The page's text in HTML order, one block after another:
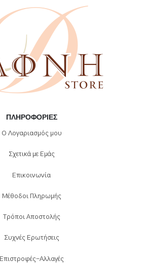
ΠΛΗΡΟΦΟΡΊΕΣ
Ο Λογαριασμός μου
Σχετικά με Εμάς
Επικοινωνία
Μέθοδοι Πληρωμής
Τρόποι Αποστολής
Συχνές Ερωτήσεις
Επιστροφές-Αλλαγές